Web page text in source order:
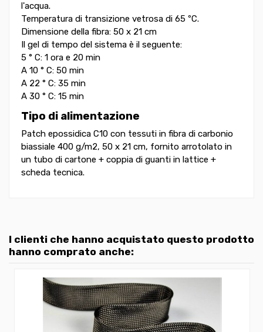
l'acqua.
Temperatura di transizione vetrosa di 65 ºC.
Dimensione della fibra: 50 x 21 cm
Il gel di tempo del sistema è il seguente:
5 ° C: 1 ora e 20 min
A 10 ° C: 50 min
A 22 ° C: 35 min
A 30 ° C: 15 min
Tipo di alimentazione
Patch epossidica C10 con tessuti in fibra di carbonio
biassiale 400 g/m2, 50 x 21 cm, fornito arrotolato in
un tubo di cartone + coppia di guanti in lattice +
scheda tecnica.
I clienti che hanno acquistato questo prodotto
hanno comprato anche: